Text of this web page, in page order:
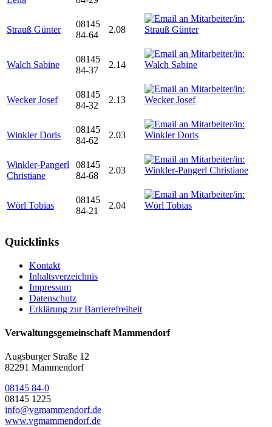
Strauß Günter
08145
84-64
2.08
Walch Sabine
08145
84-37
2.14
Wecker Josef
08145
84-32
2.13
Winkler Doris
08145
84-62
2.03
Winkler-Pangerl
Christiane
08145
84-68
2.03
Wörl Tobias
08145
84-21
2.04
Quicklinks
Kontakt
Inhaltsverzeichnis
Impressum
Datenschutz
Erklärung zur Barrierefreiheit
Verwaltungsgemeinschaft Mammendorf
Augsburger Straße 12
82291 Mammendorf
08145 84-0
08145 1225
info@vgmammendorf.de
www.vgmammendorf.de